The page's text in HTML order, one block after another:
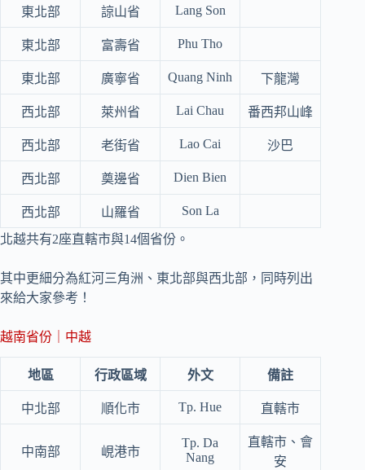
東北部 諒山省 Lang Son
東北部 富壽省 Phu Tho
東北部 廣寧省 Quang Ninh 下龍灣
西北部 萊州省 Lai Chau 番西邦山峰
西北部 老街省 Lao Cai 沙巴
西北部 奠邊省 Dien Bien
西北部 山羅省 Son La
北越共有2座直轄市與14個省份。
其中更細分為紅河三角洲、東北部與西北部，同時列出
來給大家參考！
越南省份｜中越
地區 行政區域 外文 備註
中北部 順化市 Tp. Hue 直轄市
中南部 峴港市
Tp. Da
Nang
直轄市、會
安